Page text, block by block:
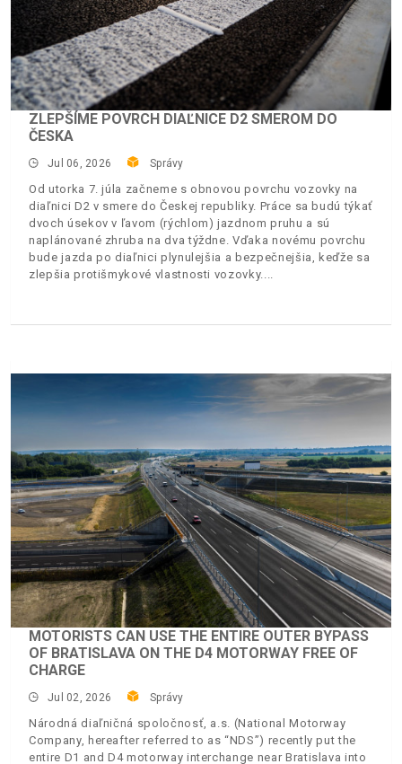
ZLEPŠÍME POVRCH DIAĽNICE D2 SMEROM DO
ČESKA
Jul 06, 2026 Správy
Od utorka 7. júla začneme s obnovou povrchu vozovky na
diaľnici D2 v smere do Českej republiky. Práce sa budú týkať
dvoch úsekov v ľavom (rýchlom) jazdnom pruhu a sú
naplánované zhruba na dva týždne. Vďaka novému povrchu
bude jazda po diaľnici plynulejšia a bezpečnejšia, keďže sa
zlepšia protišmykové vlastnosti vozovky.
MOTORISTS CAN USE THE ENTIRE OUTER BYPASS
OF BRATISLAVA ON THE D4 MOTORWAY FREE OF
CHARGE
Jul 02, 2026 Správy
Národná diaľničná spoločnosť, a.s. (National Motorway
Company, hereafter referred to as “NDS”) recently put the
entire D1 and D4 motorway interchange near Bratislava into